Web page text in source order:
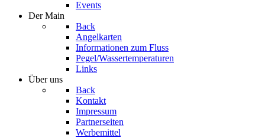
Events
Der Main
Back
Angelkarten
Informationen zum Fluss
Pegel/Wassertemperaturen
Links
Über uns
Back
Kontakt
Impressum
Partnerseiten
Werbemittel